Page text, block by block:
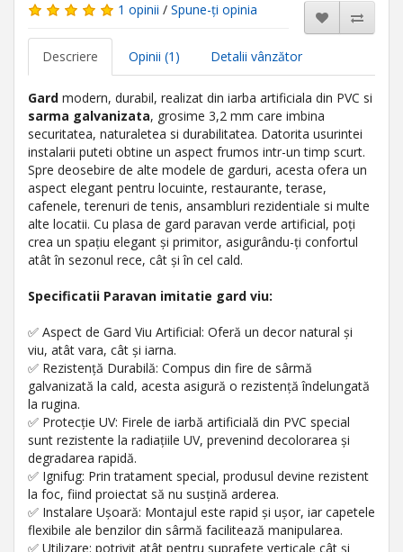
1 opinii / Spune-ţi opinia
Descriere Opinii (1) Detalii vânzător
Gard modern, durabil, realizat din iarba artificiala din PVC si
sarma galvanizata, grosime 3,2 mm care imbina
securitatea, naturaletea si durabilitatea. Datorita usurintei
instalarii puteti obtine un aspect frumos intr-un timp scurt.
Spre deosebire de alte modele de garduri, acesta ofera un
aspect elegant pentru locuinte, restaurante, terase,
cafenele, terenuri de tenis, ansambluri rezidentiale si multe
alte locatii. Cu plasa de gard paravan verde artificial, poți
crea un spațiu elegant și primitor, asigurându-ți confortul
atât în sezonul rece, cât și în cel cald.
Specificatii Paravan imitatie gard viu:
✅ Aspect de Gard Viu Artificial: Oferă un decor natural și
viu, atât vara, cât și iarna.
✅ Rezistență Durabilă: Compus din fire de sârmă
galvanizată la cald, acesta asigură o rezistență îndelungată
la rugina.
✅ Protecție UV: Firele de iarbă artificială din PVC special
sunt rezistente la radiațiile UV, prevenind decolorarea și
degradarea rapidă.
✅ Ignifug: Prin tratament special, produsul devine rezistent
la foc, fiind proiectat să nu susțină arderea.
✅ Instalare Ușoară: Montajul este rapid și ușor, iar capetele
flexibile ale benzilor din sârmă facilitează manipularea.
✅ Utilizare: potrivit atât pentru suprafețe verticale cât și